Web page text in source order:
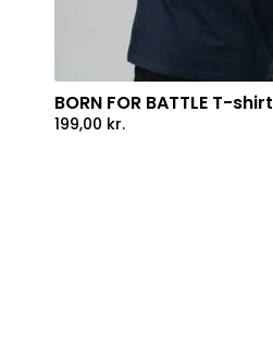
BORN FOR BATTLE T-shirt
199,00 kr.